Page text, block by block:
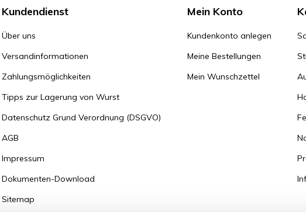
Kundendienst
Über uns
Versandinformationen
Zahlungsmöglichkeiten
Tipps zur Lagerung von Wurst
Datenschutz Grund Verordnung (DSGVO)
AGB
Impressum
Dokumenten-Download
Sitemap
Mein Konto
Kundenkonto anlegen
Meine Bestellungen
Mein Wunschzettel